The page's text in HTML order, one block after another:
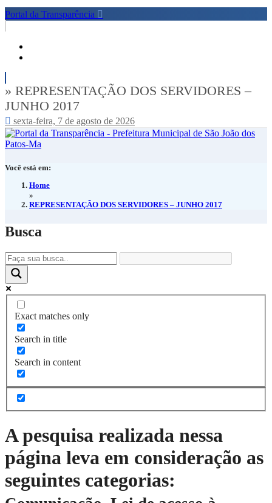
Portal da Transparência
» REPRESENTAÇÃO DOS SERVIDORES –
JUNHO 2017
sexta-feira, 7 de agosto de 2026
Você está em:
Home
»
REPRESENTAÇÃO DOS SERVIDORES – JUNHO 2017
Busca
Exact matches only
Search in title
Search in content
A pesquisa realizada nessa
página leva em consideração as
seguintes categorias: